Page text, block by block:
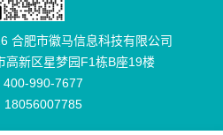
合肥市徽马信息科技有限公司
高新区星梦园F1栋B座19楼
400-990-7677
18056007785